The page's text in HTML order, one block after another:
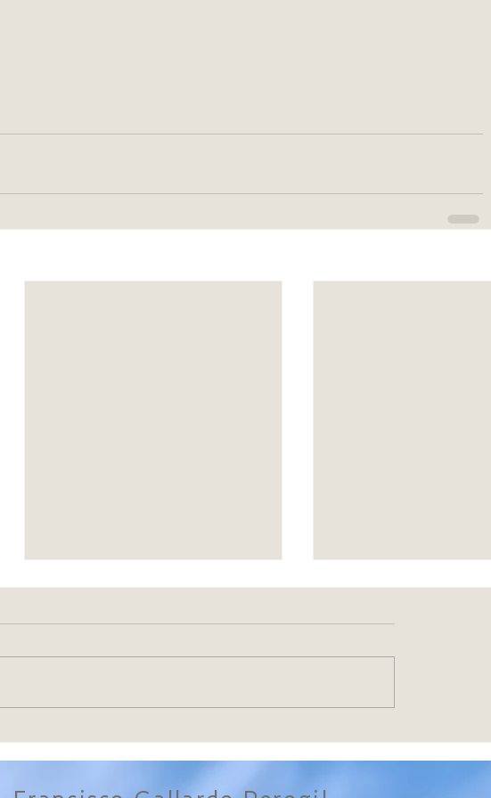
Felicidad
12 Abrazos para tu Alma